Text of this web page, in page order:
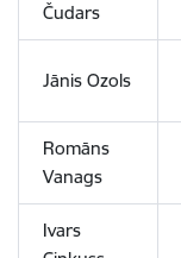
Čudars
Jānis Ozols
Romāns
Vanags
Ivars